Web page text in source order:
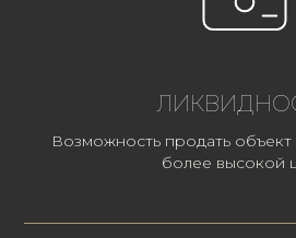
Возможность продать
более высокой